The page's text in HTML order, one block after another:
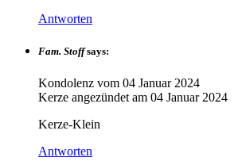
Antworten
Fam. Stoff says:
Kondolenz vom 04 Januar 2024
Kerze angezündet am 04 Januar 2024
Kerze-Klein
Antworten